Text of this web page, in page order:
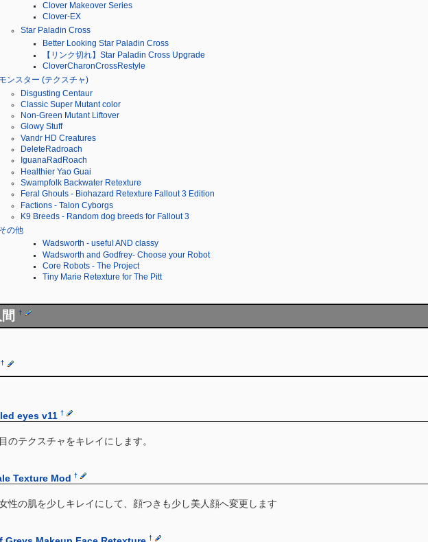
Clover Makeover Series
Clover-EX
Star Paladin Cross
Better Looking Star Paladin Cross
【リンク切れ】Star Paladin Cross Upgrade
CloverCharonCrossRestyle
モンスター (テクスチャ)
Disgusting Centaur
Classic Super Mutant color
Non-Green Mutant Liftover
Glowy Stuff
Vandr HD Creatures
DeleteRadroach
IguanaRadRoach
Healthier Yao Guai
Swampfolk Backwater Retexture
Feral Ghouls - Biohazard Retexture Fallout 3 Edition
Factions - Talon Cyborgs
K9 Breeds - Random dog breeds for Fallout 3
その他
Wadsworth - useful AND classy
Wadsworth and Godfrey- Choose your Robot
Core Robots - The Project
Tiny Marie Retexture for The Pitt
†
†
eyes v11 †
目のテクスチャをキレイにします。
Texture Mod †
性の肌を少しキレイにして、顔つきも少し美人顔へ変更します
†